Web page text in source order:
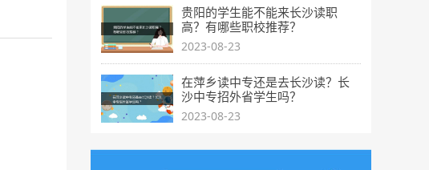
贵阳的学生能不能来长沙读职
高？有哪些职校推荐？
2023-08-23
在萍乡读中专还是去长沙读？长
沙中专招外省学生吗？
2023-08-23